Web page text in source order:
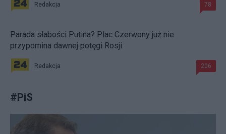
Redakcja 78
Parada słabości Putina? Plac Czerwony już nie
przypomina dawnej potęgi Rosji
Redakcja 206
#PiS